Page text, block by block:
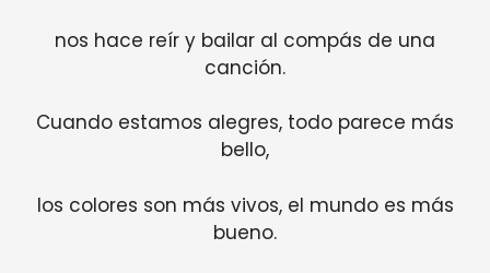
nos hace reír y bailar al compás de una
canción.
Cuando estamos alegres, todo parece más
bello,
los colores son más vivos, el mundo es más
bueno.